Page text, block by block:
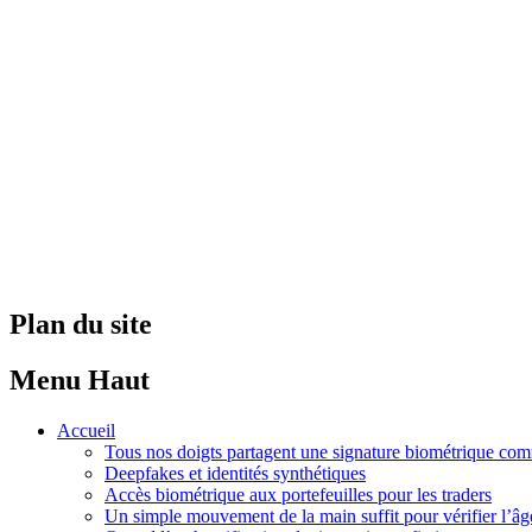
Plan du site
Menu Haut
Accueil
Tous nos doigts partagent une signature biométrique
Deepfakes et identités synthétiques
Accès biométrique aux portefeuilles pour les traders
Un simple mouvement de la main suffit pour vérifier